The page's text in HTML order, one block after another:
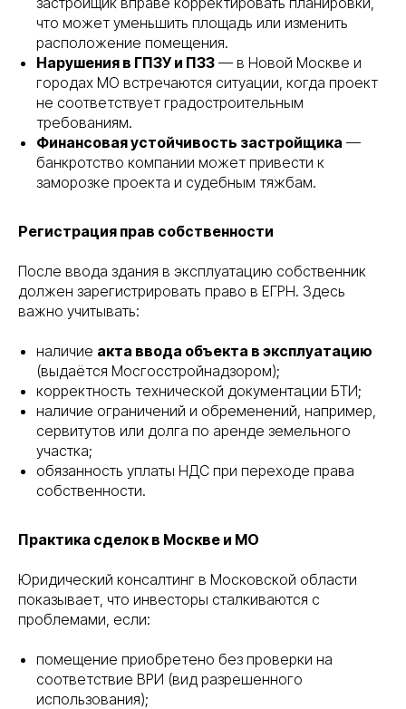
что может уменьшить площадь или изменить
расположение помещения.
Нарушения в ГПЗУ и ПЗЗ — в Новой Москве и
городах МО встречаются ситуации, когда проект
не соответствует градостроительным
требованиям.
Финансовая устойчивость застройщика —
банкротство компании может привести к
заморозке проекта и судебным тяжбам.
Регистрация прав собственности
После ввода здания в эксплуатацию собственник
должен зарегистрировать право в ЕГРН. Здесь
важно учитывать:
наличие акта ввода объекта в эксплуатацию
(выдаётся Мосгосстройнадзором);
корректность технической документации БТИ;
наличие ограничений и обременений, например,
сервитутов или долга по аренде земельного
участка;
обязанность уплаты НДС при переходе права
собственности.
Практика сделок в Москве и МО
Юридический консалтинг в Московской области
показывает, что инвесторы сталкиваются с
проблемами, если:
помещение приобретено без проверки на
соответствие ВРИ (вид разрешенного
использования);